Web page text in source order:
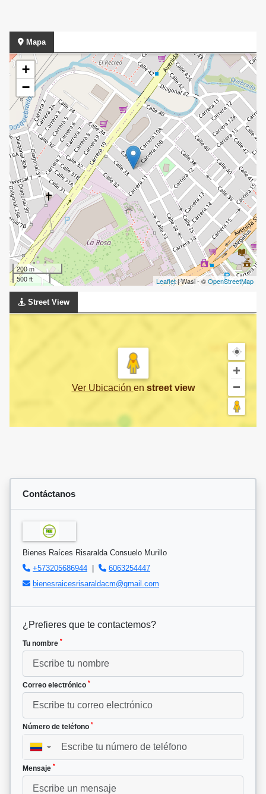
Mapa
+
−
200 m
500 ft
Leaflet| Wasi - ©OpenStreetMap
Street View
Ver Ubicación en street view
Contáctanos
Bienes Raíces Risaralda Consuelo Murillo
+573205686944 |
6063254447
bienesraicesrisaraldacm@gmail.com
¿Prefieres que te contactemos?
Tu nombre *
Correo electrónico *
Número de teléfono *
▼
Mensaje *